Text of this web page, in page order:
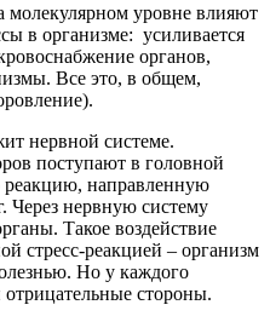
молекулярном уровне влияют
в организме: усиливается
органов,
Все это, в общем,
нервной системе.
поступают в головной
реакцию, направленную
Через нервную систему
Такое воздействие
стресс-реакцией – организм
Но у каждого
стороны.